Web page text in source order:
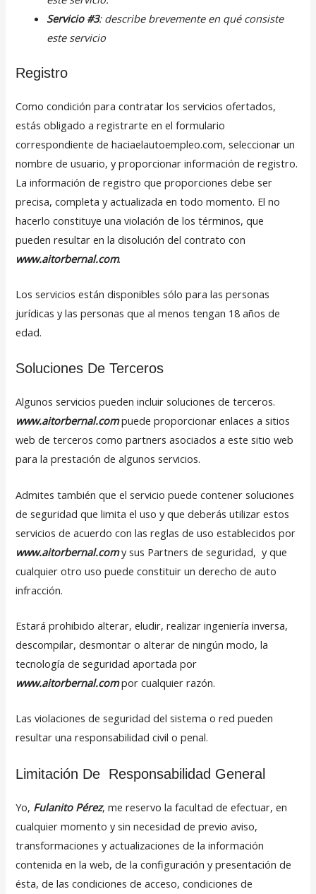
Servicio #3: describe brevemente en qué consiste
este servicio
Registro
Como condición para contratar los servicios ofertados,
estás obligado a registrarte en el formulario
correspondiente de haciaelautoempleo.com, seleccionar un
nombre de usuario, y proporcionar información de registro.
La información de registro que proporciones debe ser
precisa, completa y actualizada en todo momento. El no
hacerlo constituye una violación de los términos, que
pueden resultar en la disolución del contrato con
www.aitorbernal.com.
Los servicios están disponibles sólo para las personas
jurídicas y las personas que al menos tengan 18 años de
edad.
Soluciones De Terceros
Algunos servicios pueden incluir soluciones de terceros.
www.aitorbernal.compuede proporcionar enlaces a sitios
web de terceros como partners asociados a este sitio web
para la prestación de algunos servicios.
Admites también que el servicio puede contener soluciones
de seguridad que limita el uso y que deberás utilizar estos
servicios de acuerdo con las reglas de uso establecidos por
www.aitorbernal.comy sus Partners de seguridad, y que
cualquier otro uso puede constituir un derecho de auto
infracción.
Estará prohibido alterar, eludir, realizar ingeniería inversa,
descompilar, desmontar o alterar de ningún modo, la
tecnología de seguridad aportada por
www.aitorbernal.compor cualquier razón.
Las violaciones de seguridad del sistema o red pueden
resultar una responsabilidad civil o penal.
Limitación De Responsabilidad General
Yo, Fulanito Pérez, me reservo la facultad de efectuar, en
cualquier momento y sin necesidad de previo aviso,
transformaciones y actualizaciones de la información
contenida en la web, de la configuración y presentación de
ésta, de las condiciones de acceso, condiciones de